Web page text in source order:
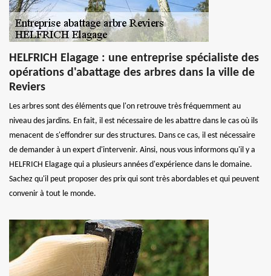
HELFRICH Elagage : une entreprise spécialiste des
opérations d'abattage des arbres dans la ville de
Reviers
Les arbres sont des éléments que l'on retrouve très fréquemment au
niveau des jardins. En fait, il est nécessaire de les abattre dans le cas où ils
menacent de s'effondrer sur des structures. Dans ce cas, il est nécessaire
de demander à un expert d'intervenir. Ainsi, nous vous informons qu'il y a
HELFRICH Elagage qui a plusieurs années d'expérience dans le domaine.
Sachez qu'il peut proposer des prix qui sont très abordables et qui peuvent
convenir à tout le monde.